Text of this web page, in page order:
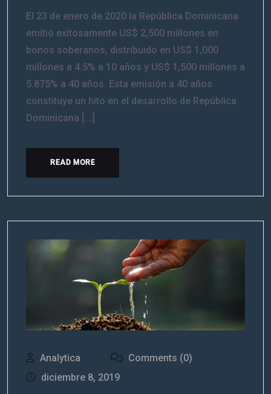
El 23 de enero de 2020 la República Dominicana
emitió exitosamente US$ 2,500 millones en
bonos soberanos, distribuido en US$ 1,000
millones a 4.5% a 10 años y US$ 1,500 millones a
5.875% a 40 años. Esta emisión a 40 años
constituye un hito en el desarrollo de República
Dominicana [...]
READ MORE
Analytica
Comments (0)
diciembre 8, 2019
N
*p